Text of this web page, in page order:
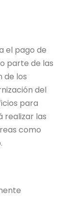
el pago de
parte de las
de los
del
para
realizar las
como